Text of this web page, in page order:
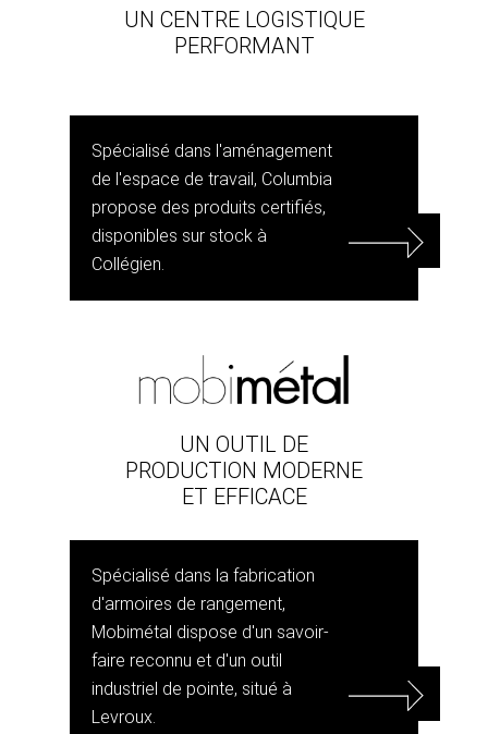
UN CENTRE LOGISTIQUE
PERFORMANT
Spécialisé dans l'aménagement
de l'espace de travail, Columbia
propose des produits certifiés,
disponibles sur stock à
Collégien.
UN OUTIL DE
PRODUCTION MODERNE
ET EFFICACE
Spécialisé dans la fabrication
d'armoires de rangement,
Mobimétal dispose d'un savoir-
faire reconnu et d'un outil
industriel de pointe, situé à
Levroux.